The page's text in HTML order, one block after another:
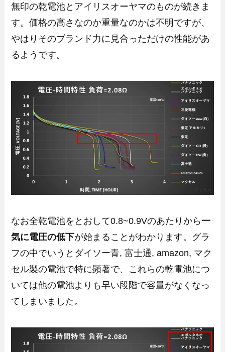
無印の乾電池とアイリスオーヤマのものが続きま
す。価格の高さなのか重量なのかは不明ですが、
やはりそのブランド力に見合っただけの性能があ
るようです。
なお全乾電池をとおして0.8~0.9Vのあたりから一
気に電圧の低下が始まることがわかります。グラ
フの中でいうとダイソー青, 富士通, amazon, マク
セル製の電池で特に顕著で、これらの乾電池につ
いては他の電池よりも早い段階で容量がなくなっ
てしまいました。